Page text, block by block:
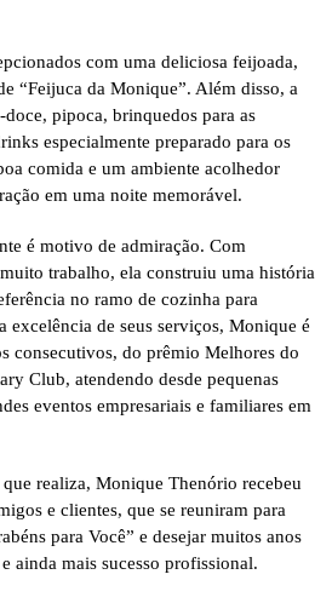
com uma deliciosa feijoada,
“Feijuca da Monique”. Além disso, a
pipoca, brinquedos para as
especialmente preparado para os
comida e um ambiente acolhedor
em uma noite memorável.
é motivo de admiração. Com
trabalho, ela construiu uma história
no ramo de cozinha para
excelência de seus serviços, Monique é
consecutivos, do prêmio Melhores do
Club, atendendo desde pequenas
eventos empresariais e familiares em
realiza, Monique Thenório recebeu
e clientes, que se reuniram para
para Você” e desejar muitos anos
ainda mais sucesso profissional.